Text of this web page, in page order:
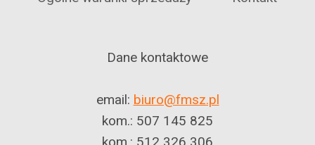
Dane kontaktowe
email: biuro@fmsz.pl
kom.: 507 145 825